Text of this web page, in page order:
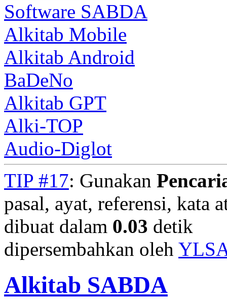
Software SABDA
Alkitab Mobile
Alkitab Android
BaDeNo
Alkitab GPT
Alki-TOP
Audio-Diglot
TIP #17: Gunakan
pasal, ayat, referensi, kata
dibuat dalam 0.03 detik
dipersembahkan oleh
Alkitab SABDA